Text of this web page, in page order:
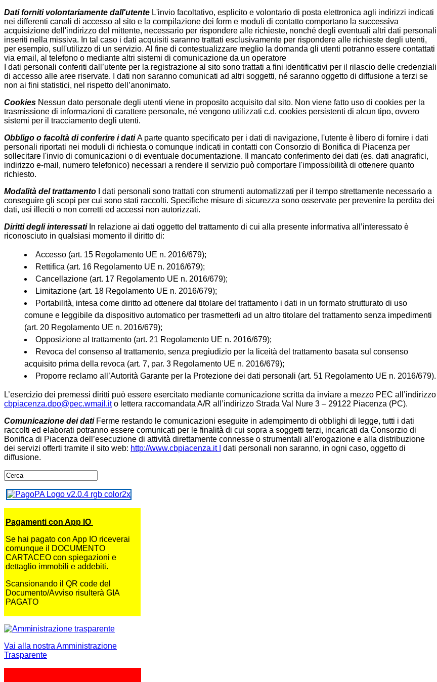
Dati forniti volontariamente dall'utente L'invio facoltativo, esplicito e volontario di posta elettronica agli indirizzi indicati
nei differenti canali di accesso al sito e la compilazione dei form e moduli di contatto comportano la successiva
acquisizione dell'indirizzo del mittente, necessario per rispondere alle richieste, nonché degli eventuali altri dati personali
inseriti nella missiva. In tal caso i dati acquisiti saranno trattati esclusivamente per rispondere alle richieste degli utenti,
per esempio, sull'utilizzo di un servizio. Al fine di contestualizzare meglio la domanda gli utenti potranno essere contattati
via email, al telefono o mediante altri sistemi di comunicazione da un operatore
I dati personali conferiti dall’utente per la registrazione al sito sono trattati a fini identificativi per il rilascio delle credenziali
di accesso alle aree riservate. I dati non saranno comunicati ad altri soggetti, né saranno oggetto di diffusione a terzi se
non ai fini statistici, nel rispetto dell’anonimato.
Cookies Nessun dato personale degli utenti viene in proposito acquisito dal sito. Non viene fatto uso di cookies per la
trasmissione di informazioni di carattere personale, né vengono utilizzati c.d. cookies persistenti di alcun tipo, ovvero
sistemi per il tracciamento degli utenti.
Obbligo o facoltà di conferire i datiA parte quanto specificato per i dati di navigazione, l'utente è libero di fornire i dati
personali riportati nei moduli di richiesta o comunque indicati in contatti con Consorzio di Bonifica di Piacenza per
sollecitare l'invio di comunicazioni o di eventuale documentazione. Il mancato conferimento dei dati (es. dati anagrafici,
indirizzo e-mail, numero telefonico) necessari a rendere il servizio può comportare l'impossibilità di ottenere quanto
richiesto.
Modalità del trattamento
I dati personali sono trattati con strumenti automatizzati per il tempo strettamente necessario a
conseguire gli scopi per cui sono stati raccolti. Specifiche misure di sicurezza sono osservate per prevenire la perdita dei
dati, usi illeciti o non corretti ed accessi non autorizzati.
Diritti degli interessati In relazione ai dati oggetto del trattamento di cui alla presente informativa all’interessato è
riconosciuto in qualsiasi momento il diritto di:
Accesso (art. 15 Regolamento UE n. 2016/679);
Rettifica (art. 16 Regolamento UE n. 2016/679);
Cancellazione (art. 17 Regolamento UE n. 2016/679);
Limitazione (art. 18 Regolamento UE n. 2016/679);
Portabilità, intesa come diritto ad ottenere dal titolare del trattamento i dati in un formato strutturato di uso
comune e leggibile da dispositivo automatico per trasmetterli ad un altro titolare del trattamento senza impedimenti
(art. 20 Regolamento UE n. 2016/679);
Opposizione al trattamento (art. 21 Regolamento UE n. 2016/679);
Revoca del consenso al trattamento, senza pregiudizio per la liceità del trattamento basata sul consenso
acquisito prima della revoca (art. 7, par. 3 Regolamento UE n. 2016/679);
Proporre reclamo all’Autorità Garante per la Protezione dei dati personali (art. 51 Regolamento UE n. 2016/679).
L’esercizio dei premessi diritti può essere esercitato mediante comunicazione scritta da inviare a mezzo PEC all’indirizzo
cbpiacenza.dpo@pec.wmail.ito lettera raccomandata A/R all’indirizzo Strada Val Nure 3 – 29122 Piacenza (PC).
Comunicazione dei dati Ferme restando le comunicazioni eseguite in adempimento di obblighi di legge, tutti i dati
raccolti ed elaborati potranno essere comunicati per le finalità di cui sopra a soggetti terzi, incaricati da Consorzio di
Bonifica di Piacenza dell’esecuzione di attività direttamente connesse o strumentali all’erogazione e alla distribuzione
dei servizi offerti tramite il sito web: http://www.cbpiacenza.itI
dati personali non saranno, in ogni caso, oggetto di
diffusione.
Pagamenti con App IO
Se hai pagato con App IO riceverai
comunque il DOCUMENTO
CARTACEO con spiegazioni e
dettaglio immobili e addebiti.
Scansionando il QR code del
Documento/Avviso risulterà GIA
PAGATO
Vai alla nostra Amministrazione
Trasparente